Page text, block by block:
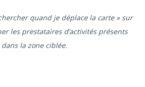
quand je déplace la carte » sur
les prestataires d’activités présents
dans la zone ciblée.